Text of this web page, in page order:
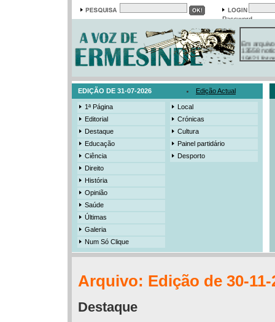
Password
Em arquivo
13558
19421
385
EDIÇÃO DE 31-07-2026
Edição Actual
1ª Página
Editorial
Destaque
Educação
Ciência
Direito
História
Opinião
Saúde
Últimas
Galeria
Num Só Clique
Local
Crónicas
Cultura
Painel partidário
Desporto
Arquivo: Edição de 30-11-
Destaque